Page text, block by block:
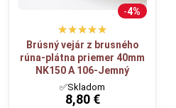
4%
Brúsný vejár z brusného
rúna-plátna priemer 40mm
NK150 A 106-Jemný
✅Skladom
8,80 €